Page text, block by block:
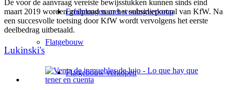
Erfahrungen met woningverkoop
Flatgebouw
Flatgebouw verkopen
De voor de aanvraag vereiste bewijsstukken kunnen sinds eind
maart 2019 worden geüpload naar het subsidieportaal van KfW. Na
een succesvolle toetsing door KfW wordt vervolgens het eerste
deelbedrag uitbetaald.
Lukinski's